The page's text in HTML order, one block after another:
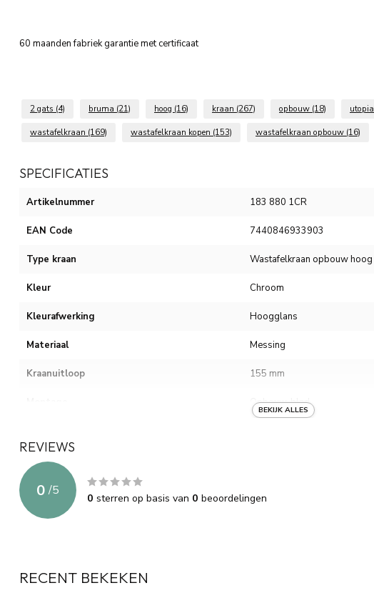
60 maanden fabriek garantie met certificaat
2 gats (4) bruma (21) hoog (16) kraan (267) opbouw (18) utopia
wastafelkraan (169) wastafelkraan kopen (153) wastafelkraan opbouw (16)
SPECIFICATIES
Artikelnummer 183 880 1CR
EAN Code 7440846933903
Type kraan Wastafelkraan opbouw hoog
Kleur Chroom
Kleurafwerking Hoogglans
Materiaal Messing
Kraanuitloop 155 mm
Opbouw, blad
Inbouwdeel
Keramische binnenwerk
Kraanbovendeel-Cartouche
Bediening
BEKIJK ALLES
REVIEWS
0 /5
0 sterren op basis van 0 beoordelingen
RECENT BEKEKEN